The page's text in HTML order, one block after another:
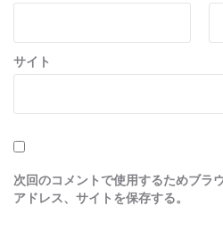
サイト
次回のコメントで使用するためブラ
アドレス、サイトを保存する。